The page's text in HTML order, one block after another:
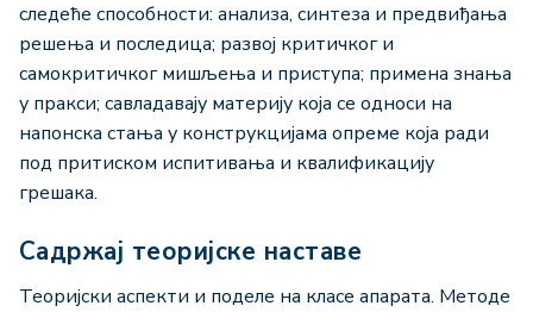
следеће способности: анализа, синтеза и предвиђања
решења и последица; развој критичког и
самокритичког мишљења и приступа; примена знања
у пракси; савладавају материју која се односи на
напонска стања у конструкцијама опреме која ради
под притиском испитивања и квалификацију
грешака.
Садржај теоријске наставе
Теоријски аспекти и поделе на класе апарата. Методе